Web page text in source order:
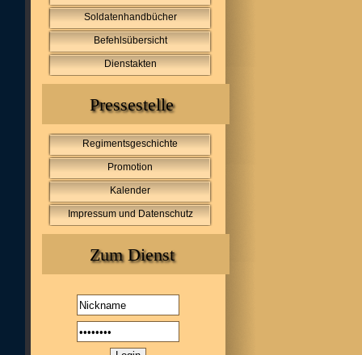
Soldatenhandbücher
Befehlsübersicht
Dienstakten
Pressestelle
Regimentsgeschichte
Promotion
Kalender
Impressum und Datenschutz
Zum Dienst